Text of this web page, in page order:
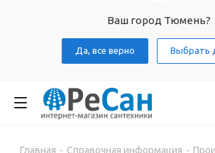
Ваш город Тюмень?
Да, все верно Выбрать
Главная - Справочная информация -